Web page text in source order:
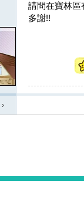
請問在寶林區
多謝!!
›